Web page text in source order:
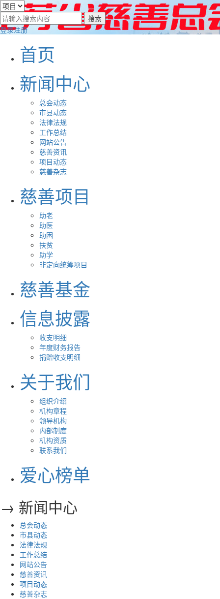
登录注册
首页
新闻中心
总会动态
市县动态
法律法规
工作总结
网站公告
慈善资讯
项目动态
慈善杂志
慈善项目
助老
助医
助困
扶贫
助学
非定向统筹项目
慈善基金
信息披露
收支明细
年度财务报告
捐赠收支明细
关于我们
组织介绍
机构章程
领导机构
内部制度
机构资质
联系我们
爱心榜单
→ 新闻中心
总会动态
市县动态
法律法规
工作总结
网站公告
慈善资讯
项目动态
慈善杂志